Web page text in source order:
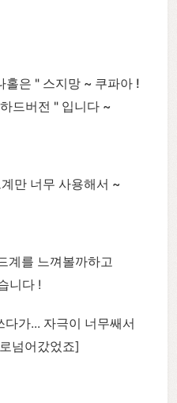
홀은 " 스지망 ~ 쿠파아 !
드버전 " 입니다 ~
만 너무 사용해서 ~
계를 느껴볼까하고
니다 !
가... 자극이 너무쌔서
넘어갔었죠]